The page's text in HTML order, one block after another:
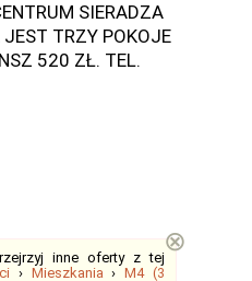
SIERADZA
TRZY POKOJE
520 ZŁ. TEL.
inne oferty z tej
› Mieszkania ›M4 (3
⊗